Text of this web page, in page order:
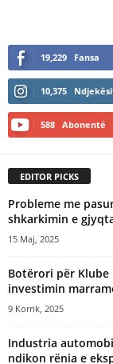
19,229 Fansa
10,375
588 Abonentë
EDITOR PICKS
Probleme me
shkarkimin e
15 Maj, 2025
Botërori për Klube
investimin
9 Korrik, 2025
Industria
ndikon rënia e